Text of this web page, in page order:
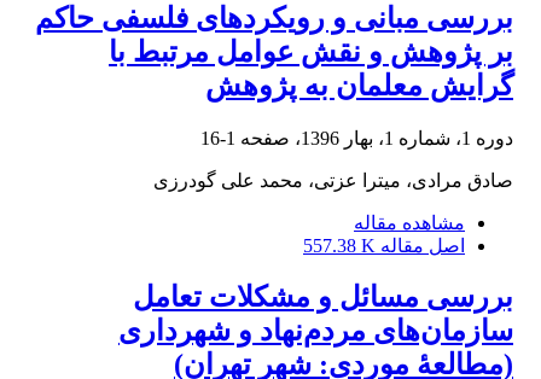
بررسی مبانی و رویکردهای فلسفی حاکم
بر پژوهش و نقش عوامل مرتبط با
گرایش معلمان به پژوهش
دوره 1، شماره 1، بهار 1396، صفحه 1-16
صادق مرادی، میترا عزتی، محمد علی گودرزی
مشاهده مقاله
اصل مقاله 557.38 K
بررسی مسائل و مشکلات تعامل
سازمان‌های مردم‌نهاد و شهرداری
(مطالعۀ موردی: شهر تهران)